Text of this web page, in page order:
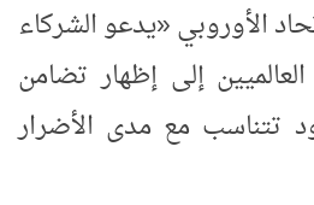
الأوروبي «يدعو الشركاء
إلى إظهار تضامن
تتناسب مع مدى الأضرار